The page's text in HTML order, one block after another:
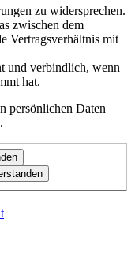
zu widersprechen.
zwischen dem
Vertragsverhältnis mit
und verbindlich, wenn
hat.
persönlichen Daten